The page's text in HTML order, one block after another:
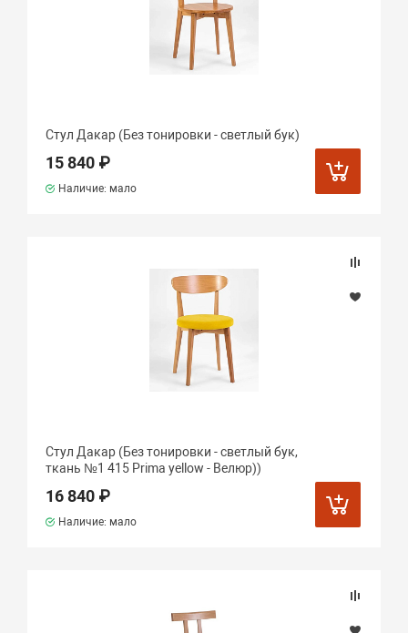
Стул Дакар (Без тонировки - светлый бук)
15 840 ₽
Наличие: мало
Стул Дакар (Без тонировки - светлый бук,
ткань №1 415 Prima yellow - Велюр))
16 840 ₽
Наличие: мало